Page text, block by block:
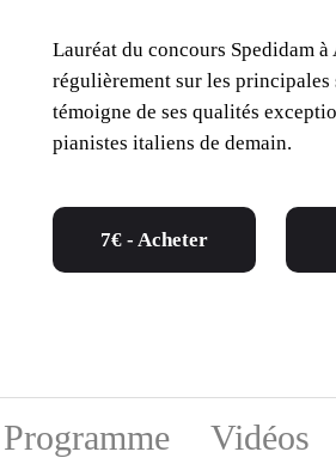
Lauréat du concours Spedidam
régulièrement sur les principales
témoigne de ses qualités
pianistes italiens de demain.
7€ - Acheter
Programme Vidéos